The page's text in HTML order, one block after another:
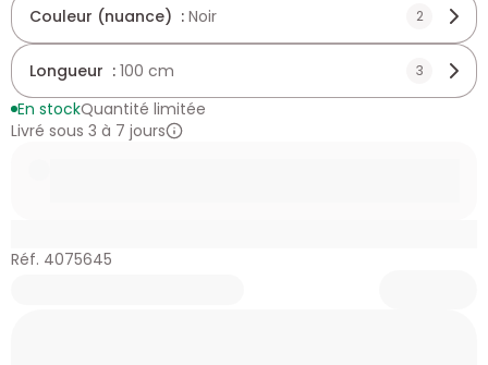
Couleur (nuance) : Noir 2
Longueur : 100 cm 3
En stockQuantité limitée
Livré sous 3 à 7 jours
Réf. 4075645